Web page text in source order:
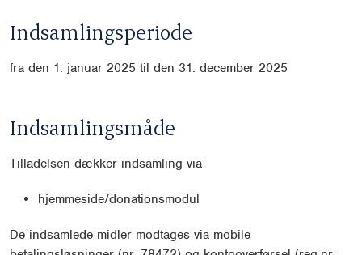
Indsamlingsperiode
fra den 1. januar 2025 til den 31. december 2025
Indsamlingsmåde
Tilladelsen dækker indsamling via
hjemmeside/donationsmodul
De indsamlede midler modtages via mobile